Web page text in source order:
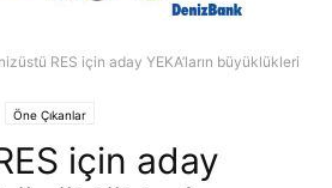
RES için aday YEKA’ların büyüklükleri
Öne Çıkanlar
için aday